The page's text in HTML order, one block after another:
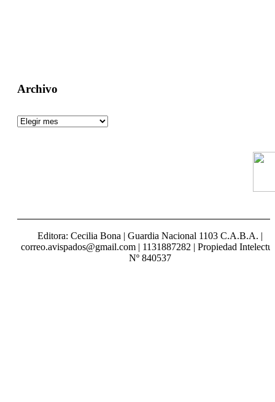
Archivo
Editora: Cecilia Bona | Guardia Nacional 1103 C.A.B.A. |
correo.avispados@gmail.com | 1131887282 | Propiedad
Nº 840537